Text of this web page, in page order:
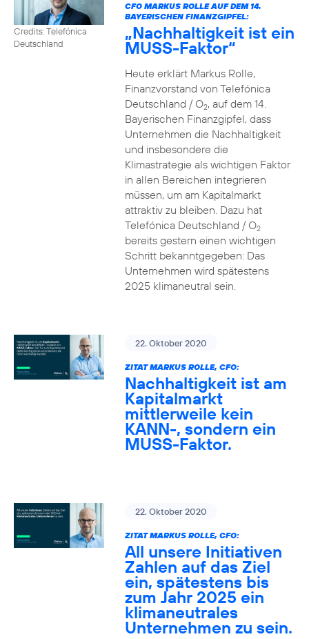
Credits: Telefónica
Deutschland
CFO MARKUS ROLLE AUF DEM 14.
BAYERISCHEN FINANZGIPFEL:
„Nachhaltigkeit ist ein
MUSS-Faktor“
Heute erklärt Markus Rolle,
Finanzvorstand von Telefónica
Deutschland / O2, auf dem 14.
Bayerischen Finanzgipfel, dass
Unternehmen die Nachhaltigkeit
und insbesondere die
Klimastrategie als wichtigen Faktor
in allen Bereichen integrieren
müssen, um am Kapitalmarkt
attraktiv zu bleiben. Dazu hat
Telefónica Deutschland / O2
bereits gestern einen wichtigen
Schritt bekanntgegeben: Das
Unternehmen wird spätestens
2025 klimaneutral sein.
22. Oktober 2020
ZITAT MARKUS ROLLE, CFO:
Nachhaltigkeit ist am
Kapitalmarkt
mittlerweile kein
KANN-, sondern ein
MUSS-Faktor.
22. Oktober 2020
ZITAT MARKUS ROLLE, CFO:
All unsere Initiativen
Zahlen auf das Ziel
ein, spätestens bis
zum Jahr 2025 ein
klimaneutrales
Unternehmen zu sein.